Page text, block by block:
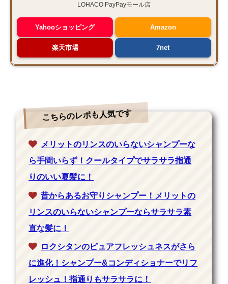
LOHACO PayPayモール店
Yahooショッピング Amazon
楽天市場 7net
こちらのレポも人気です
メリットのリンスのいらないシャンプーな
ら手間いらず！クールタイプでサラサラ指通
りのいい夏髪に！
昔からあるお守りシャンプー！メリットの
リンスのいらないシャンプーならサラサラ素
直な髪に！
ロクシタンのピュアフレッシュネスがさら
に進化！シャンプー&コンディショナーでリフ
レッシュ！指通りもサラサラに！